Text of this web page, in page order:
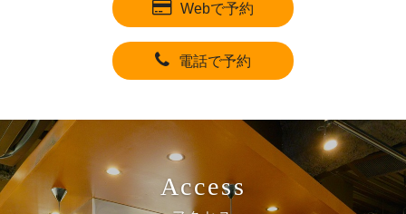
Webで予約
電話で予約
Access